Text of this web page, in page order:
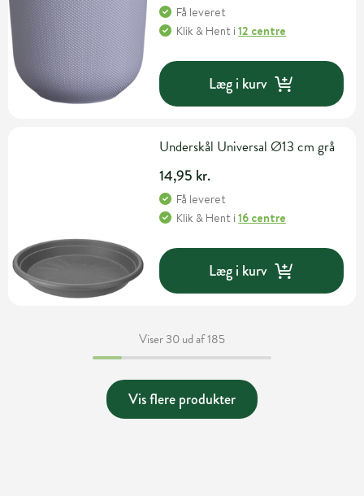
Få leveret
Klik & Hent i12 centre
Læg i kurv
Underskål Universal Ø13 cm grå
14,95 kr.
Få leveret
Klik & Hent i16 centre
Læg i kurv
Viser 30 ud af 185
Vis flere produkter